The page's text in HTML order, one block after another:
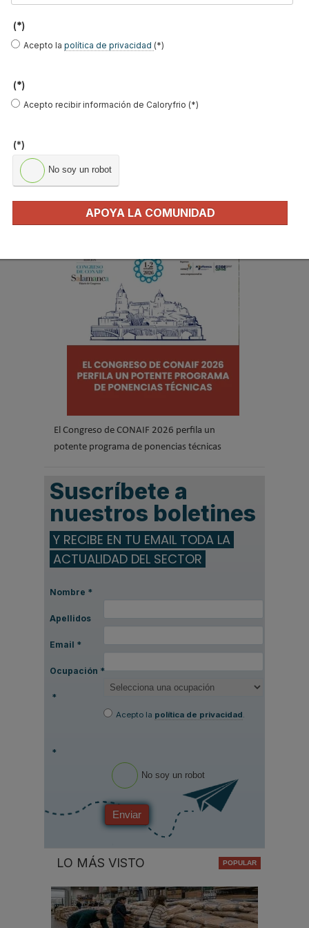
.
MÁS FERIAS Y CONGRESOS
Climatización y Refrigeración
Expobiomasa
REBUILD
NOTICIAS DESTACADAS
El Congreso de CONAIF 2026 perfila un
potente programa de ponencias técnicas
Suscríbete a
nuestros boletines
Y RECIBE EN TU EMAIL TODA LA
ACTUALIDAD DEL SECTOR
Nombre *
Apellidos
Email *
Ocupación *
*
Acepto la política de privacidad.
*
No soy un robot
Enviar
LO MÁS VISTO
(*)
Acepto la política de privacidad (*)
(*)
Acepto recibir información de Caloryfrio (*)
(*)
No soy un robot
APOYA LA COMUNIDAD